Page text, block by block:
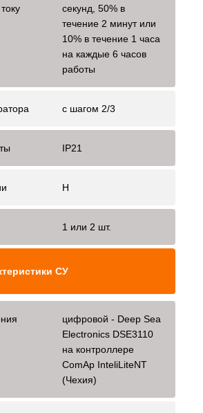
секунд, 50% в
течение 2 минут или
10% в течение 1 часа
на каждые 6 часов
работы
с шагом 2/3
IP21
H
1 или 2 шт.
СУ
цифровой - Deep Sea
Electronics DSE3110
на контроллере
ComAp InteliLiteNT
(Чехия)